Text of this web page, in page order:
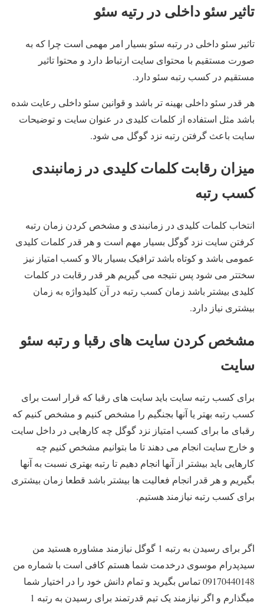
تاثیر سئو داخلی در رتیه سئو
تاثیر سئو داخلی در رتبه سئو بسیار امر مهمی است چرا که به
صورت مستقیم با محتوای سایت ارتباط دارد و محتوا تاثیر
مستقیم در کسب رتبه سئو دارد.
هر قدر سئو داخلی بهینه تر باشد و قوانین سئو داخلی رعایت شده
باشد مثل استفاده از کلمات کلیدی در عنوان سایت و توضیحات
سایت باعث گرفتن رتبه نزد گوگل می شود.
میزان رقابت کلمات کلیدی در زمانبندی
کسب رتبه
انتخاب کلمات کلیدی در زمانبندی و مشخص کردن زمان رتبه
کرفتن سایت نزد گوگل بسیار مهم است و هر قدر کلمات کلیدی
عمومی باشد و کوتاه باشد ترافیک بسیار بالا و کسب امتیاز نیز
سختتر می شود پس نتیجه می گیریم هر قدر رقابت در کلمات
کلیدی بیشتر باشد زمان کسب رتبه در آن کلیدواژه به زمان
بیشتری نیاز دارد.
مشخص کردن سایت های رقبا و رتبه سئو
سایت
برای کسب رتبه سایت باید سایت های رقبا که قرار است برای
کسب رتبه بهتر یا آنها بجنگیم را مشخص کنیم و مشخص کنیم که
رقبای ما برای کسب امتیاز نزد گوگل چه کارهایی در داخل سایت
و خارج سایت انجام می دهند تا ما بتوانیم مشخص کنیم چه
کارهایی باید بیشتر از آنها انجام دهیم تا رتبه بهتری نسبت به آنها
بگیریم و هر قدر انجام فعالیت ها بیشتر باشد قطعا زمان بیشتری
برای کسب رتبه نیازمند هستیم.
اگر برای رسیدن به رتبه 1 گوگل نیازمند مشاوره هستید من
سیدپدرام موسوی درخدمت شما هستم کافی است با شماره من
09170440148 تماس بگیرید و تمام دانش خود را در اختیار شما
میگذارم و اگر نیازمند یک تیم قدرتمند برای رسیدن به رتبه 1